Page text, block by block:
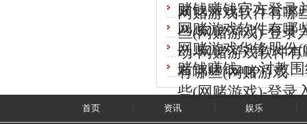
网赌游戏软件有哪
赌钱赚钱官方登录
些(网赌游戏)-登录
网赌游戏软件有哪
动-网赌游戏软件
网赌游戏华锋股份
有哪些(网赌游戏
赌钱赚钱app讨教
些(网赌游戏)-登录
首页 资讯 娱乐